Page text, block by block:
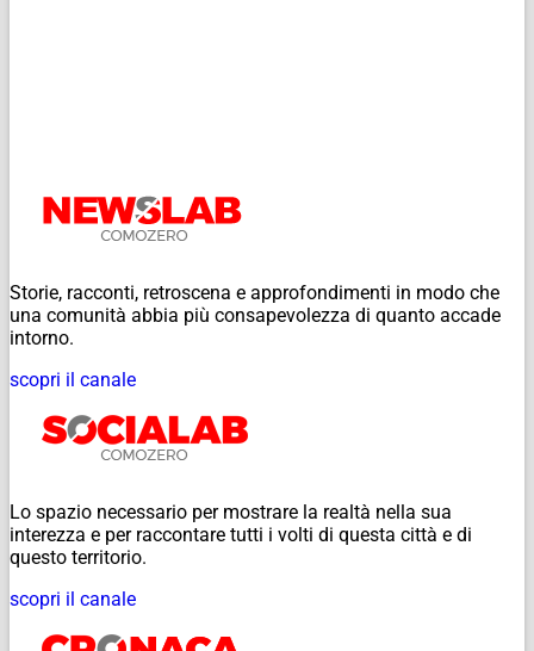
Storie, racconti, retroscena e approfondimenti in modo che
una comunità abbia più consapevolezza di quanto accade
intorno.
scopri il canale
Lo spazio necessario per mostrare la realtà nella sua
interezza e per raccontare tutti i volti di questa città e di
questo territorio.
scopri il canale